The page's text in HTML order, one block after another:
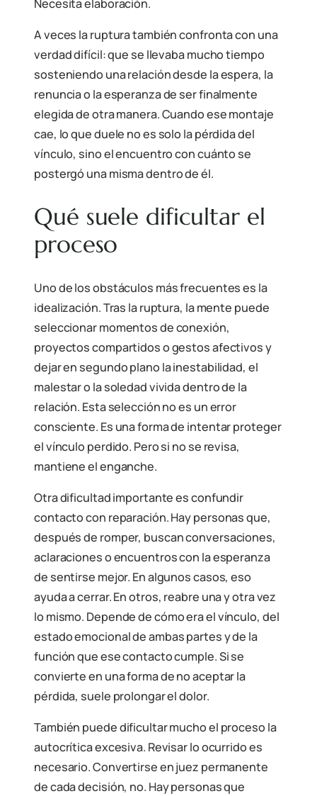
Necesita elaboración.
A veces la ruptura también confronta con una
verdad difícil: que se llevaba mucho tiempo
sosteniendo una relación desde la espera, la
renuncia o la esperanza de ser finalmente
elegida de otra manera. Cuando ese montaje
cae, lo que duele no es solo la pérdida del
vínculo, sino el encuentro con cuánto se
postergó una misma dentro de él.
Qué suele dificultar el
proceso
Uno de los obstáculos más frecuentes es la
idealización. Tras la ruptura, la mente puede
seleccionar momentos de conexión,
proyectos compartidos o gestos afectivos y
dejar en segundo plano la inestabilidad, el
malestar o la soledad vivida dentro de la
relación. Esta selección no es un error
consciente. Es una forma de intentar proteger
el vínculo perdido. Pero si no se revisa,
mantiene el enganche.
Otra dificultad importante es confundir
contacto con reparación. Hay personas que,
después de romper, buscan conversaciones,
aclaraciones o encuentros con la esperanza
de sentirse mejor. En algunos casos, eso
ayuda a cerrar. En otros, reabre una y otra vez
lo mismo. Depende de cómo era el vínculo, del
estado emocional de ambas partes y de la
función que ese contacto cumple. Si se
convierte en una forma de no aceptar la
pérdida, suele prolongar el dolor.
También puede dificultar mucho el proceso la
autocrítica excesiva. Revisar lo ocurrido es
necesario. Convertirse en juez permanente
de cada decisión, no. Hay personas que